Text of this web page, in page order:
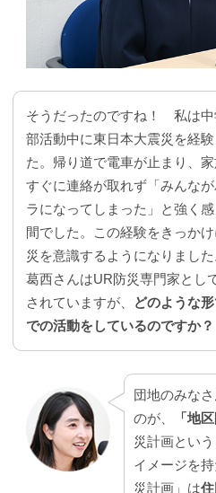
そうだったのですね！ 私は中
部活動中に東日本大震災を経験
た。帰り道で電車が止まり、
すぐに連絡が取れず「みんな
ラになってしまった」と強く
間でした。この経験をきっか
災を意識するようになりました
葛西さんはUR防災専門家とし
されていますが、
どのような
での活動をしているのですか？
団地のみな
のが、
「地
災計画とい
イメージを
災計画」は